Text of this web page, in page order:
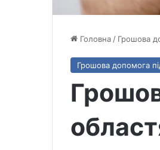
Головна/ Грошова
Грошова допомога